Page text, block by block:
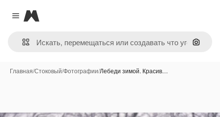
Close menu
Magnific
Поиск
Главная/Стоковый/Фотографии/Лебеди зимой. Красив…